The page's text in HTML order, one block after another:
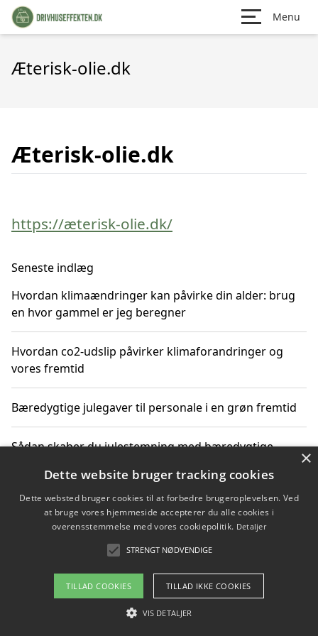
Menu
Æterisk-olie.dk
Æterisk-olie.dk
https://æterisk-olie.dk/
Seneste indlæg
Hvordan klimaændringer kan påvirke din alder: brug
en hvor gammel er jeg beregner
Hvordan co2-udslip påvirker klimaforandringer og
vores fremtid
Bæredygtige julegaver til personale i en grøn fremtid
Sådan skaber du julestemning med bæredygtige
Sådan skaber du et bæredygtigt hjem med familien i
Copyright 2026 - Pilanto Aps
Om / kontakt
×
Dette website bruger tracking cookies
Dette websted bruger cookies til at forbedre brugeroplevelsen. Ved
at bruge vores hjemmeside accepterer du alle cookies i
overensstemmelse med vores cookiepolitik. Detaljer
STRENGT NØDVENDIGE
TILLAD COOKIES TILLAD IKKE COOKIES
VIS DETALJER